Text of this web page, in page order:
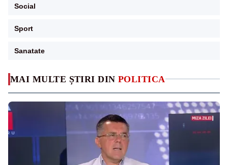
MAI MULTE ȘTIRI DIN POLITICA
Social
Sport
Sanatate